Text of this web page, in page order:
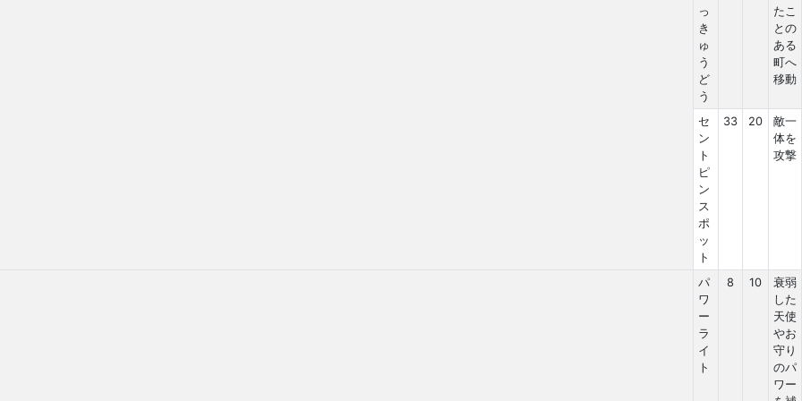
っ
き
ゅ
う
ど
う
たこ
との
ある
町へ
移動
セ
ン
ト
ピ
ン
ス
ポ
ッ
ト
33 20
敵一
体を
攻撃
パ
ワ
ー
ラ
イ
ト
8 10
衰弱
した
天使
やお
守り
のパ
ワー